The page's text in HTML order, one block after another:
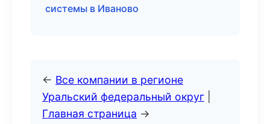
системы в Иваново
← Все компании в регионе
Уральский федеральный округ
Главная страница →